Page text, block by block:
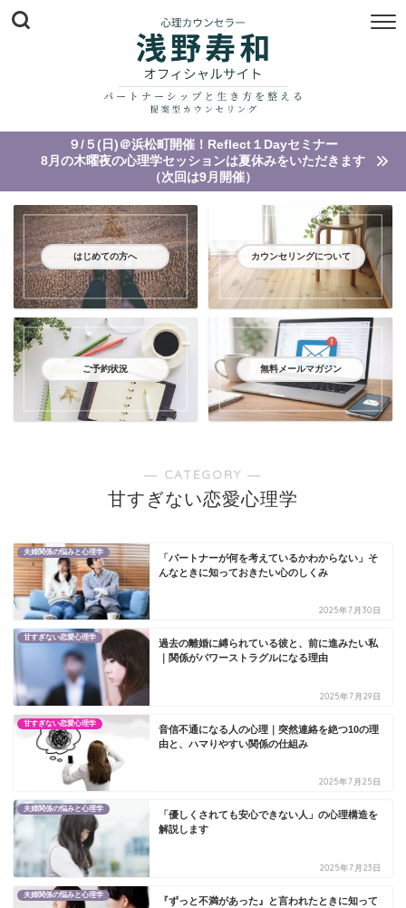
９/５(日)＠浜松町開催！Reflect１Dayセミナー
8月の木曜夜の心理学セッションは夏休みをいただきます
（次回は9月開催）
はじめての方へ カウンセリングについて
ご予約状況 無料メールマガジン
― CATEGORY ―
甘すぎない恋愛心理学
夫婦関係の悩みと心理学
「パートナーが何を考えているかわからない」そ
んなときに知っておきたい心のしくみ
2025年7月30日
甘すぎない恋愛心理学
過去の離婚に縛られている彼と、前に進みたい私
｜関係がパワーストラグルになる理由
2025年7月29日
甘すぎない恋愛心理学
音信不通になる人の心理｜突然連絡を絶つ10の理
由と、ハマりやすい関係の仕組み
2025年7月25日
夫婦関係の悩みと心理学
「優しくされても安心できない人」の心理構造を
解説します
2025年7月23日
夫婦関係の悩みと心理学
『ずっと不満があった』と言われたときに知って